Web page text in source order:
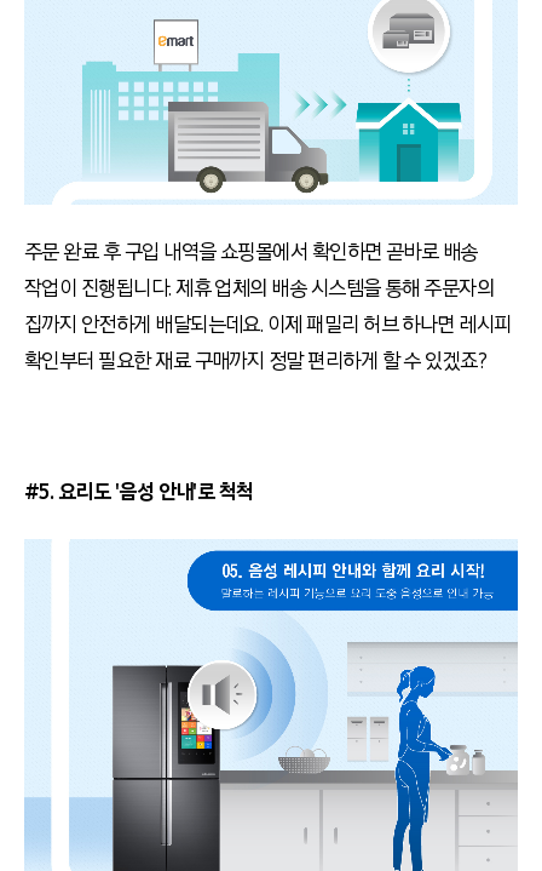
주문 완료 후 구입 내역을 쇼핑몰에서 확인하면 곧바로 배송
작업이 진행됩니다. 제휴 업체의 배송 시스템을 통해 주문자의
집까지 안전하게 배달되는데요. 이제 패밀리 허브 하나면 레시피
확인부터 필요한 재료 구매까지 정말 편리하게 할 수 있겠죠?
#5. 요리도 '음성 안내'로 척척